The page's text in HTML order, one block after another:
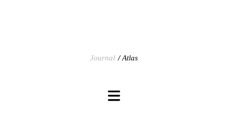
Journal Atlas